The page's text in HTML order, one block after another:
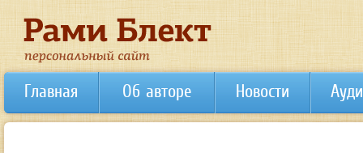
Главная Об авторе Новости